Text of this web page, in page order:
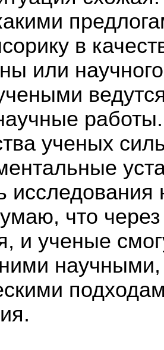
в
или
ученых
исследования
что
и ученые